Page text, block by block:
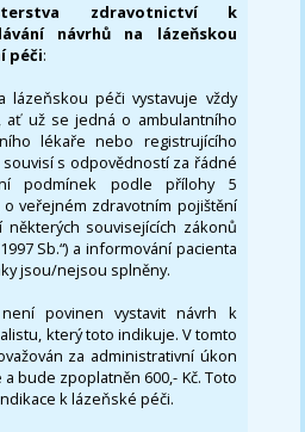
zdravotnictví k
návrhů na lázeňskou
péči:
lázeňskou péči vystavuje vždy
ať už se jedná o ambulantního
lékaře nebo registrujícího
s odpovědností za řádné
podmínek podle přílohy 5
o veřejném zdravotním pojištění
souvisejících zákonů
Sb.“) a informování pacienta
jsou/nejsou splněny.
povinen vystavit návrh k
který toto indikuje. V tomto
za administrativní úkon
bude zpoplatněn 600,- Kč. Toto
k lázeňské péči.